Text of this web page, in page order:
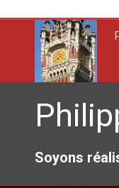
contenu
Soyons